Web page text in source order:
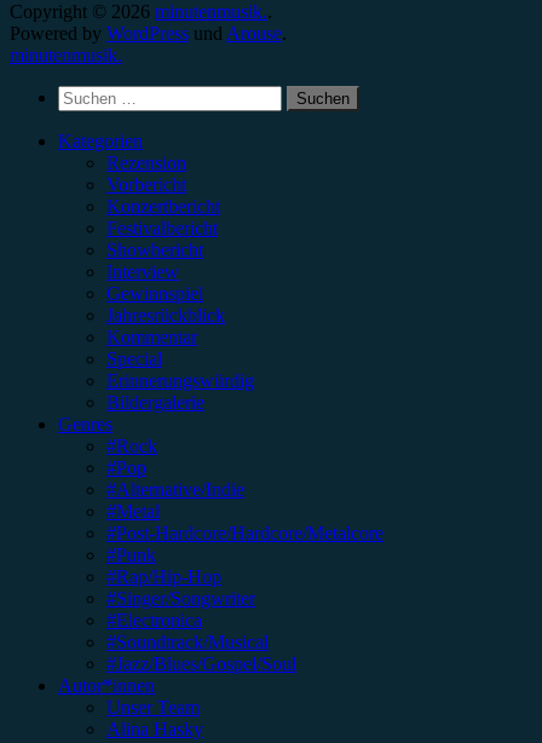
Copyright © 2026 minutenmusik..
Powered by WordPress und Arouse.
minutenmusik.
Suchen
nach:
Kategorien
Rezension
Vorbericht
Konzertbericht
Festivalbericht
Showbericht
Interview
Gewinnspiel
Jahresrückblick
Kommentar
Special
Erinnerungswürdig
Bildergalerie
Genres
#Rock
#Pop
#Alternative/Indie
#Metal
#Post-Hardcore/Hardcore/Metalcore
#Punk
#Rap/Hip-Hop
#Singer/Songwriter
#Electronica
#Soundtrack/Musical
#Jazz/Blues/Gospel/Soul
Autor*innen
Unser Team
Alina Hasky